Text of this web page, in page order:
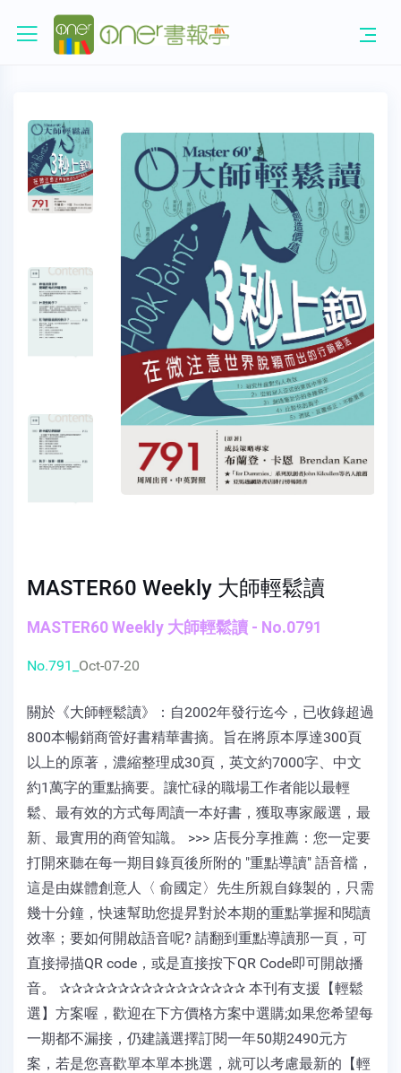
MASTER60 Weekly 大師輕鬆讀
MASTER60 Weekly 大師輕鬆讀 - No.0791
No.791_ Oct-07-20
關於《大師輕鬆讀》：自2002年發行迄今，已收錄超過
800本暢銷商管好書精華書摘。旨在將原本厚達300頁
以上的原著，濃縮整理成30頁，英文約7000字、中文
約1萬字的重點摘要。讓忙碌的職場工作者能以最輕
鬆、最有效的方式每周讀一本好書，獲取專家嚴選，最
新、最實用的商管知識。 >>> 店長分享推薦：您一定要
打開來聽在每一期目錄頁後所附的 "重點導讀" 語音檔，
這是由媒體創意人〈 俞國定〉先生所親自錄製的，只需
幾十分鐘，快速幫助您提昇對於本期的重點掌握和閱讀
效率；要如何開啟語音呢? 請翻到重點導讀那一頁，可
直接掃描QR code，或是直接按下QR Code即可開啟播
音。 ✰✰✰✰✰✰✰✰✰✰✰✰✰✰✰✰ 本刊有支援【輕鬆
選】方案喔，歡迎在下方價格方案中選購;如果您希望每
一期都不漏接，仍建議選擇訂閱一年50期2490元方
案，若是您喜歡單本單本挑選，就可以考慮最新的【輕